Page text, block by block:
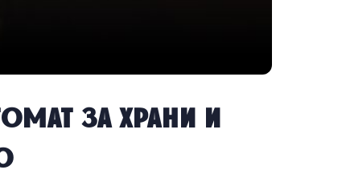
за храни и